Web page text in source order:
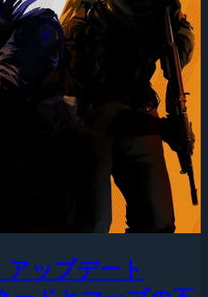
アップデート